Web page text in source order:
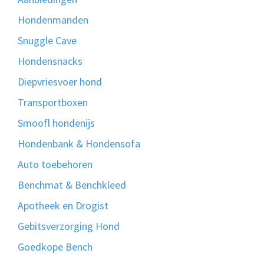
Hondenmanden
Snuggle Cave
Hondensnacks
Diepvriesvoer hond
Transportboxen
Smoofl hondenijs
Hondenbank & Hondensofa
Auto toebehoren
Benchmat & Benchkleed
Apotheek en Drogist
Gebitsverzorging Hond
Goedkope Bench